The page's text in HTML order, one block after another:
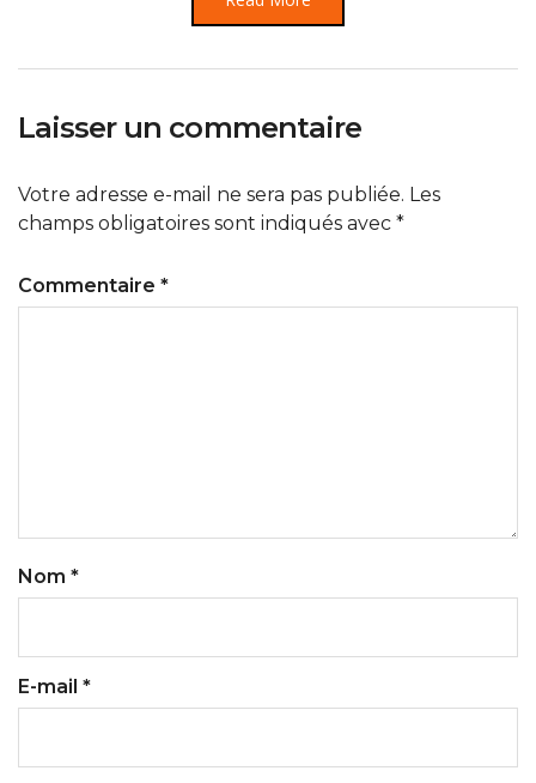
Laisser un commentaire
Votre adresse e-mail ne sera pas publiée. Les
champs obligatoires sont indiqués avec *
Commentaire *
Nom *
E-mail *